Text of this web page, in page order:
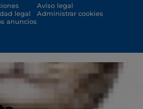
legal
anuncios
Aviso legal
Administrar cookies